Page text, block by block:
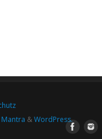
Mantra &WordPress.